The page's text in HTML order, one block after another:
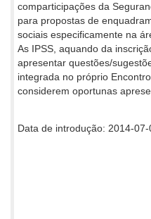
comparticipações da
para propostas de
sociais especificamente na
As IPSS, aquando da
apresentar questões/
integrada no próprio
considerem oportunas
Data de introdução: 2014-07-